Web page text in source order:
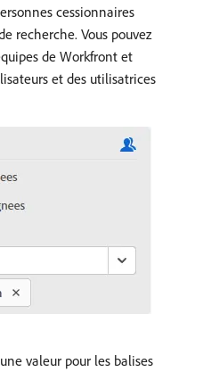
cessionnaires
recherche. Vous pouvez
de Workfront et
et des utilisatrices
valeur pour les balises